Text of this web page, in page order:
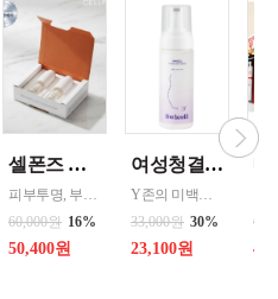
셀폰즈 바르는 녹는실 리프팅 앰플 2병 고래 펩타이드 FGF2 탄력 세럼 마스크 2주
60,000원 16%
50,400원
여성청결제 150ml ( 스위셀 페미닌 와쉬 ) 1통
33,000원 30%
23,100원